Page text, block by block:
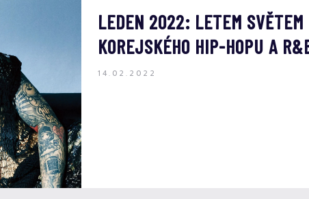
LEDEN 2022: LETEM SVĚTEM
KOREJSKÉHO HIP-HOPU A
14.02.2022